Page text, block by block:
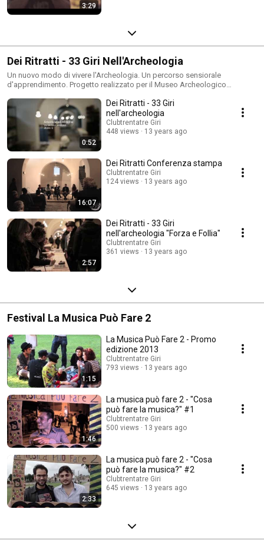
3:29
Dei Ritratti - 33 Giri Nell'Archeologia
Un nuovo modo di vivere l'Archeologia. Un percorso sensiorale
d'apprendimento. Progetto realizzato per il Museo Archeologico
Benevento, Salerno e Caserta.
0:52
Dei Ritratti - 33 Giri
nell'archeologia
Clubtrentatre Giri
448 views
13 years ago
16:07
Dei Ritratti Conferenza stampa
Clubtrentatre Giri
124 views
13 years ago
2:57
Dei Ritratti - 33 Giri
nell'archeologia "Forza e Follia"
Clubtrentatre Giri
361 views
13 years ago
Festival La Musica Può Fare 2
1:15
La Musica Può Fare 2 - Promo
edizione 2013
Clubtrentatre Giri
793 views
13 years ago
1:46
La musica può fare 2 - "Cosa
può fare la musica?" #1
Clubtrentatre Giri
500 views
13 years ago
2:33
La musica può fare 2 - "Cosa
può fare la musica?" #2
Clubtrentatre Giri
645 views
13 years ago